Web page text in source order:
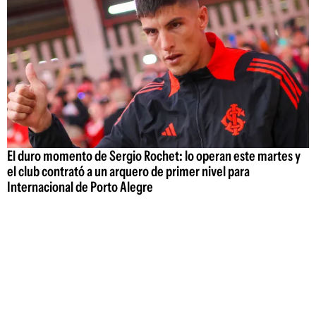
El duro momento de Sergio Rochet: lo operan este martes y
el club contrató a un arquero de primer nivel para
Internacional de Porto Alegre